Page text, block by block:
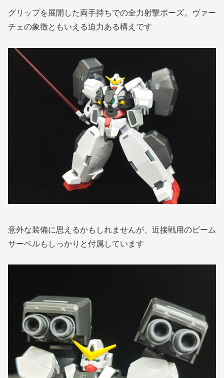
グリップを展開した両手持ちでの全力射撃ポーズ。ヴァー
チェの象徴ともいえる迫力ある構えです
意外な装備に思えるかもしれませんが、近接戦用のビーム
サーベルもしっかりと付属しています